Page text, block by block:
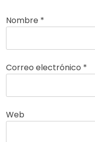
Nombre *
Correo electrónico *
Web